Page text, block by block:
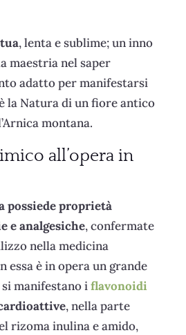
, lenta e sublime; un inno
maestria nel saper
adatto per manifestarsi
la Natura di un fiore antico
montana.
all’opera in
possiede proprietà
e analgesiche, confermate
nella medicina
è in opera un grande
manifestano iflavonoidi
, nella parte
rizoma inulina e amido,